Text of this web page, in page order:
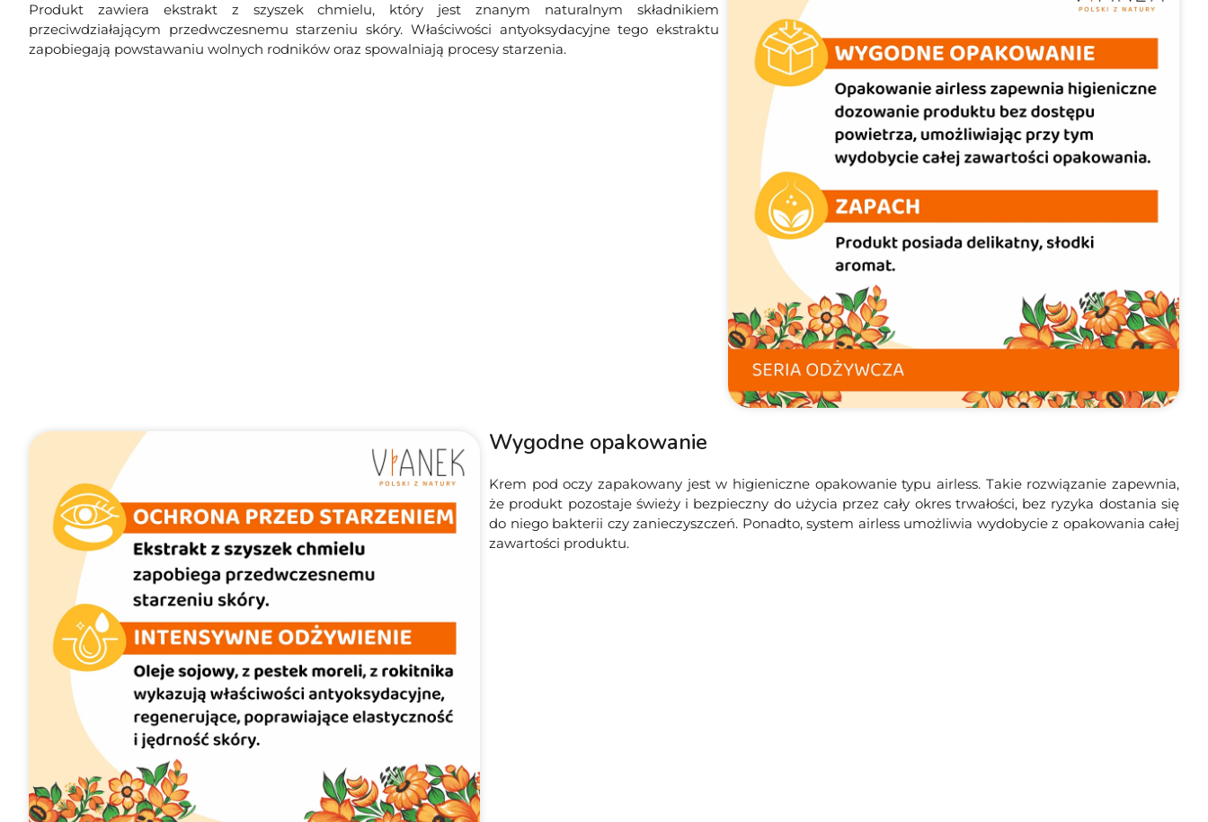
Produkt zawiera ekstrakt z szyszek chmielu, który jest znanym naturalnym składnikiem
przeciwdziałającym przedwczesnemu starzeniu skóry. Właściwości antyoksydacyjne tego ekstraktu
zapobiegają powstawaniu wolnych rodników oraz spowalniają procesy starzenia.
Wygodne opakowanie
Krem pod oczy zapakowany jest w higieniczne opakowanie typu airless. Takie rozwiązanie zapewnia,
że produkt pozostaje świeży i bezpieczny do użycia przez cały okres trwałości, bez ryzyka dostania się
do niego bakterii czy zanieczyszczeń. Ponadto, system airless umożliwia wydobycie z opakowania całej
zawartości produktu.